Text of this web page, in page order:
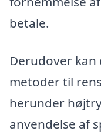
betale.
Derudover
metoder til
herunder
anvendelse af